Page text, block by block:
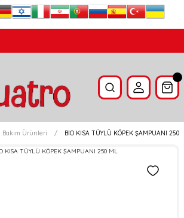
Bakım Ürünleri BİO KISA TÜYLÜ KÖPEK ŞAMPUANI 250